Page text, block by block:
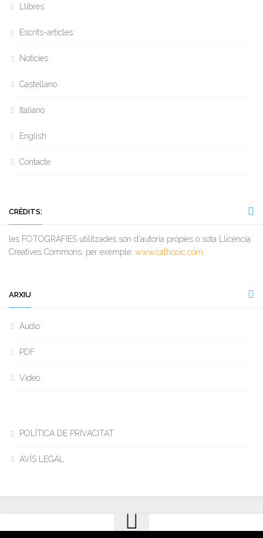
Llibres
Escrits-articles
Notícies
Castellano
Italiano
English
Contacte
CRÈDITS:
les FOTOGRAFIES utilitzades són d'autoria pròpies o sota Llicència
Creatives Commons, per exemple: www.cathopic.com
ARXIU
Audio
PDF
Video
POLÍTICA DE PRIVACITAT
AVÍS LEGAL